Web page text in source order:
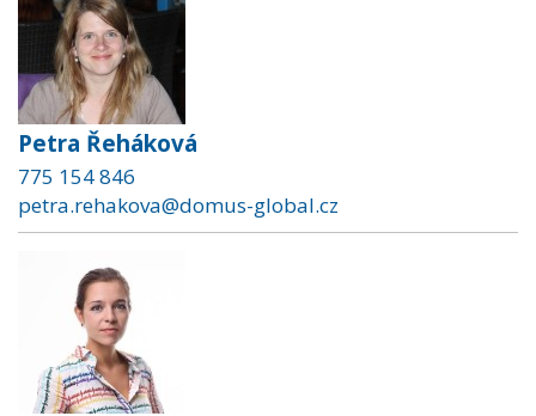
Petra Řeháková
775 154 846
petra.rehakova@domus-global.cz